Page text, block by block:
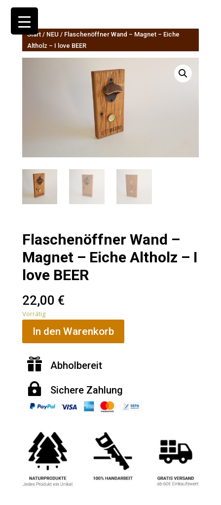
Start/ NEU / Flaschenöffner Wand – Magnet – Eiche
Altholz – I love BEER
Flaschenöffner Wand –
Magnet – Eiche Altholz – I
love BEER
22,00 €
Vorrätig
In den Warenkorb
 Abholbereit
 SichereZahlung